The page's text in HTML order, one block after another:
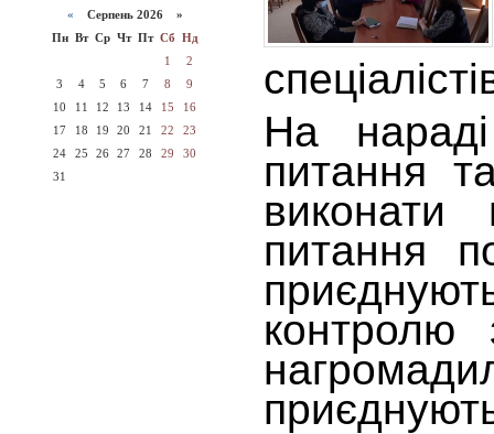
« Серпень 2026 »
Пн Вт Ср Чт Пт Сб Нд
1
2
3
4 5 6 7 8
9
10
11 12 13 14 15
16
17
18 19 20 21 22
23
24
25 26 27 28 29
30
31
На нараді
питання
питання
контролю